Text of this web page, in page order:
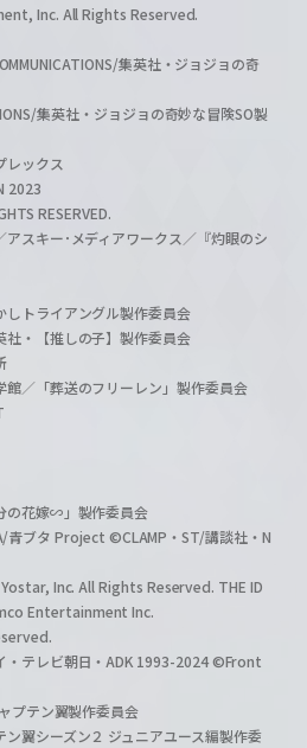
Inc. All Rights Reserved.
集英社・ジョジョの奇
集英社・ジョジョの奇妙な冒険SO製
レックス
2023
RESERVED.
スキー･メディアワークス／『灼眼のシ
トライアングル製作委員会
・【推しの子】製作委員会
／「葬送のフリーレン」製作委員会
の花嫁∽」製作委員会
青ブタ Project ©CLAMP・ST/講談社・N
Inc. All Rights Reserved. THE ID
Entertainment Inc.
・テレビ朝日・ADK 1993-2024 ©Front
プテン翼製作委員会
翼シーズン２ ジュニアユース編製作委